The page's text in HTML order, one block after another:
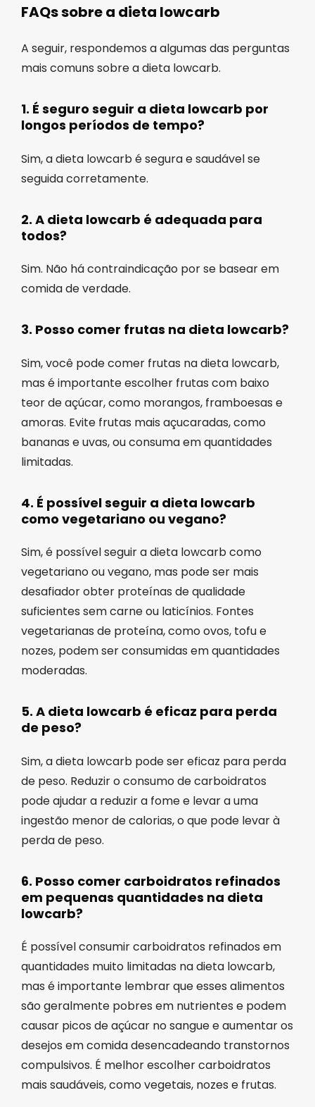
FAQs sobre a dieta lowcarb
A seguir, respondemos a algumas das perguntas
mais comuns sobre a dieta lowcarb.
1. É seguro seguir a dieta lowcarb por
longos períodos de tempo?
Sim, a dieta lowcarb é segura e saudável se
seguida corretamente.
2. A dieta lowcarb é adequada para
todos?
Sim. Não há contraindicação por se basear em
comida de verdade.
3. Posso comer frutas na dieta lowcarb?
Sim, você pode comer frutas na dieta lowcarb,
mas é importante escolher frutas com baixo
teor de açúcar, como morangos, framboesas e
amoras. Evite frutas mais açucaradas, como
bananas e uvas, ou consuma em quantidades
limitadas.
4. É possível seguir a dieta lowcarb
como vegetariano ou vegano?
Sim, é possível seguir a dieta lowcarb como
vegetariano ou vegano, mas pode ser mais
desafiador obter proteínas de qualidade
suficientes sem carne ou laticínios. Fontes
vegetarianas de proteína, como ovos, tofu e
nozes, podem ser consumidas em quantidades
moderadas.
5. A dieta lowcarb é eficaz para perda
de peso?
Sim, a dieta lowcarb pode ser eficaz para perda
de peso. Reduzir o consumo de carboidratos
pode ajudar a reduzir a fome e levar a uma
ingestão menor de calorias, o que pode levar à
perda de peso.
6. Posso comer carboidratos refinados
em pequenas quantidades na dieta
lowcarb?
É possível consumir carboidratos refinados em
quantidades muito limitadas na dieta lowcarb,
mas é importante lembrar que esses alimentos
são geralmente pobres em nutrientes e podem
causar picos de açúcar no sangue e aumentar os
desejos em comida desencadeando transtornos
compulsivos. É melhor escolher carboidratos
mais saudáveis, como vegetais, nozes e frutas.